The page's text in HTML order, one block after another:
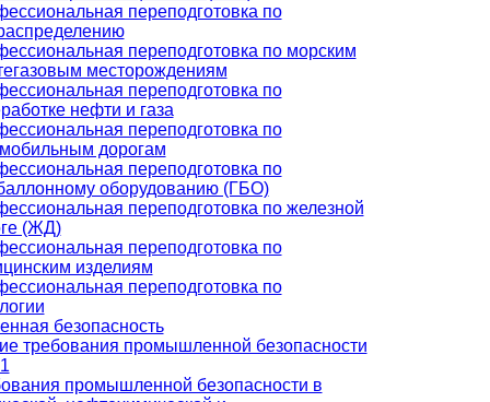
переподготовка по
переподготовка по морским
месторождениям
переподготовка по
нефти и газа
переподготовка по
дорогам
переподготовка по
оборудованию (ГБО)
переподготовка по железной
(ЖД)
переподготовка по
изделиям
переподготовка по
безопасность
требования промышленной безопасности
промышленной безопасности в